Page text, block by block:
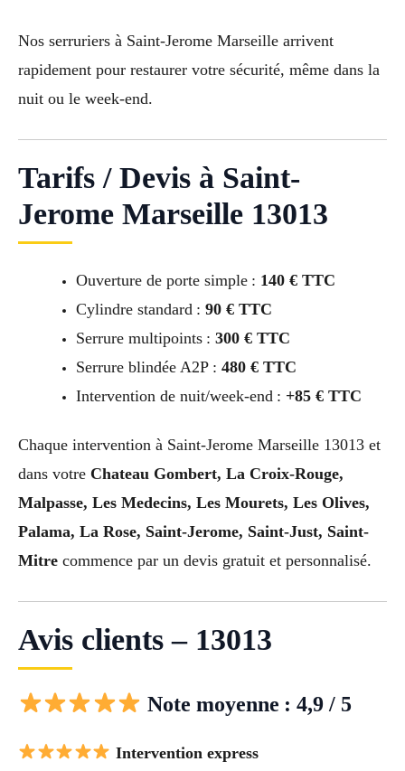
Nos serruriers à Saint-Jerome Marseille arrivent
rapidement pour restaurer votre sécurité, même dans la
nuit ou le week-end.
Tarifs / Devis à Saint-
Jerome Marseille 13013
Ouverture de porte simple : 140 € TTC
Cylindre standard : 90 € TTC
Serrure multipoints : 300 € TTC
Serrure blindée A2P : 480 € TTC
Intervention de nuit/week-end : +85 € TTC
Chaque intervention à Saint-Jerome Marseille 13013 et
dans votre Chateau Gombert, La Croix-Rouge,
Malpasse, Les Medecins, Les Mourets, Les Olives,
Palama, La Rose, Saint-Jerome, Saint-Just, Saint-
Mitre commence par un devis gratuit et personnalisé.
Avis clients – 13013
Note moyenne : 4,9 / 5
Intervention express